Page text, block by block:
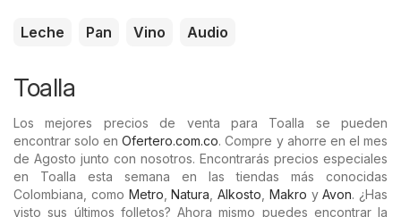
Leche Pan Vino Audio
Toalla
Los mejores precios de venta para Toalla se pueden
encontrar solo enOfertero.com.co. Compre y ahorre en el mes
de Agosto junto con nosotros. Encontrarás precios especiales
en Toalla esta semana en las tiendas más conocidas
Colombiana, como Metro ,Natura Alkosto Makro yAvon. ¿Has
visto sus últimos folletos? Ahora mismo puedes encontrar la